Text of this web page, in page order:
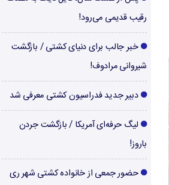
رقیب قدیمی می‌رود!
خبر جالب برای دنیای کشتی / بازگشت
شیروانی مرادوف!
دبیر جدید فدراسیون کشتی معرفی شد
لیگ حرفه‌ای آمریکا / بازگشت جردن
باروز!
حضور جمعی از خانواده کشتی شهر ری